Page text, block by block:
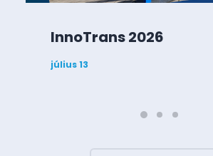
InnoTrans 2026
július 13